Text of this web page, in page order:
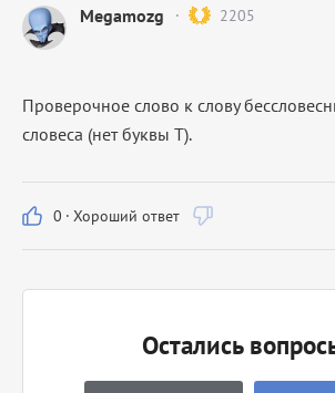
Megamozg 2205
Проверочное слово к слову
словеса (нет буквы Т).
0 · Хороший ответ
Остались